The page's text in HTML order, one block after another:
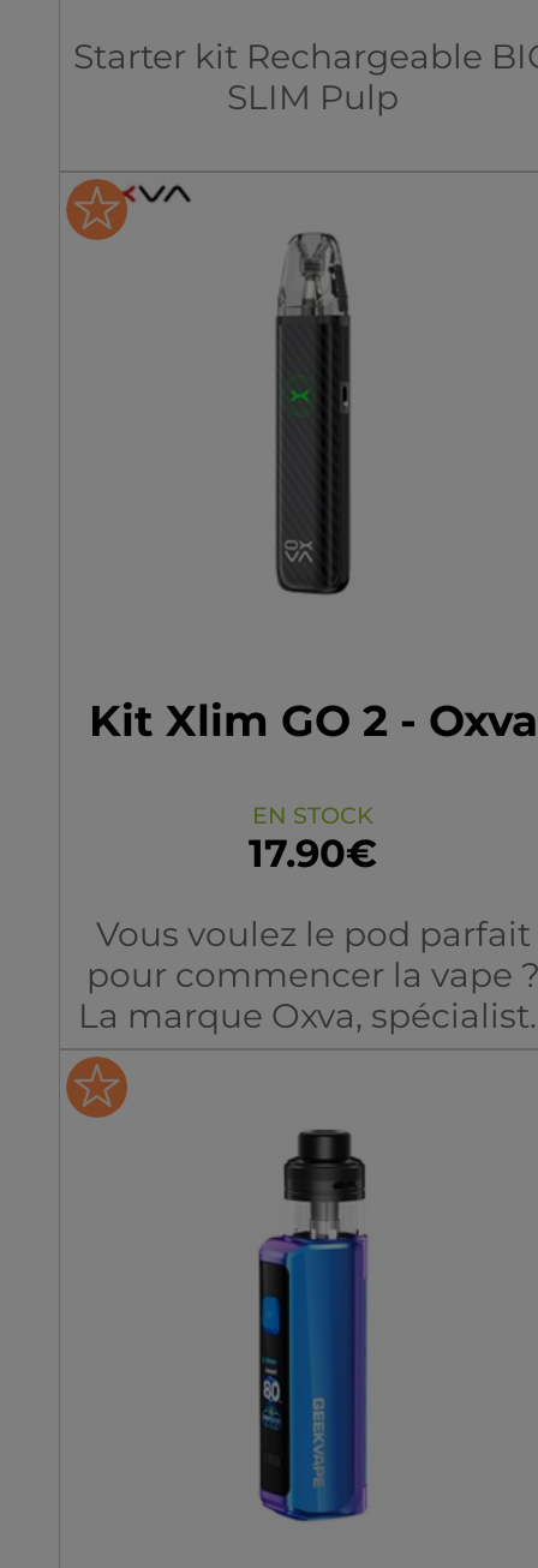
Starter kit Rechargeable
SLIM Pulp
Kit Xlim GO 2 - Oxva
EN STOCK
17.90€
Vous voulez le pod parfait
pour commencer la vape
La marque Oxva,
des pods, vous conseille
vivement le Xlim Go 2 !